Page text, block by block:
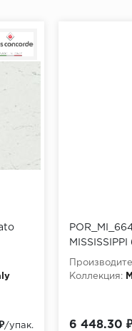
/упак.
31,8x147 см
Коллекция:
6 448.30